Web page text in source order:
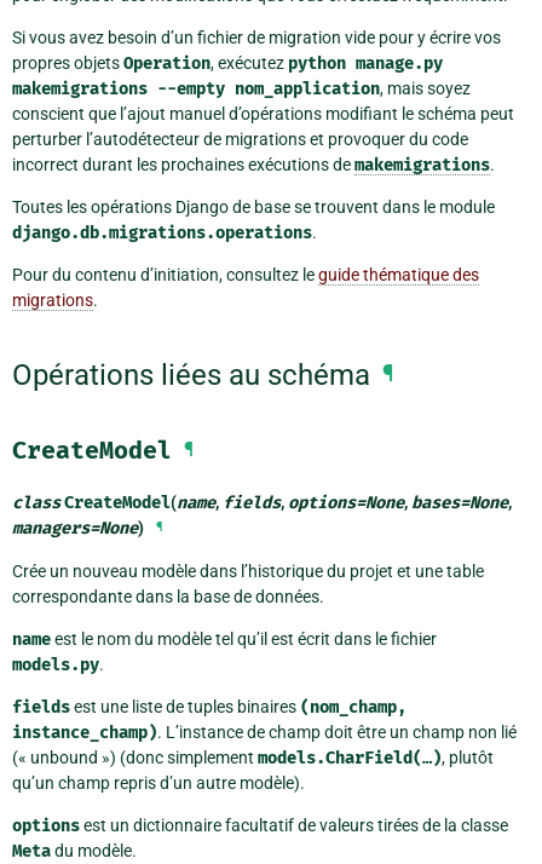
Si vous avez besoin d’un fichier de migration vide pour y écrire vos
propres objetsOperation, exécutez python manage.py
makemigrations --empty nom_application, mais soyez
conscient que l’ajout manuel d’opérations modifiant le schéma peut
perturber l’autodétecteur de migrations et provoquer du code
incorrect durant les prochaines exécutions demakemigrations.
Toutes les opérations Django de base se trouvent dans le module
django.db.migrations.operations.
Pour du contenu d’initiation, consultez leguide thématique des
migrations.
Opérations liées au schéma ¶
CreateModel ¶
classCreateModel(name, fields, options=None, bases=None,
managers=None) ¶
Crée un nouveau modèle dans l’historique du projet et une table
correspondante dans la base de données.
nameest le nom du modèle tel qu’il est écrit dans le fichier
models.py.
fieldsest une liste de tuples binaires (nom_champ,
instance_champ). L’instance de champ doit être un champ non lié
(« unbound ») (donc simplement models.CharField(…), plutôt
qu’un champ repris d’un autre modèle).
optionsest un dictionnaire facultatif de valeurs tirées de la classe
Metadu modèle.